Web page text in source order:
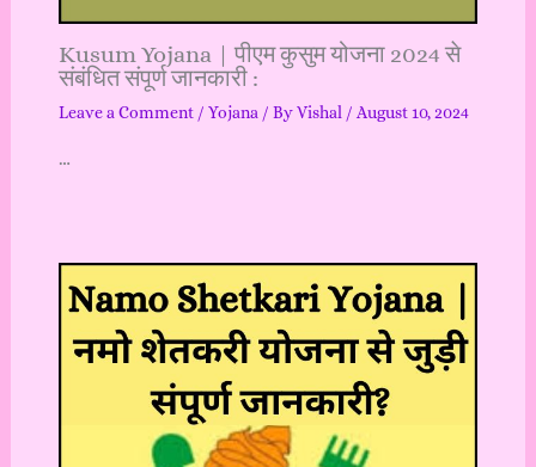
Kusum Yojana | पीएम कुसुम योजना 2024 से
संबंधित संपूर्ण जानकारी :
Leave a Comment / Yojana / ByVishal / August 10, 2024
…